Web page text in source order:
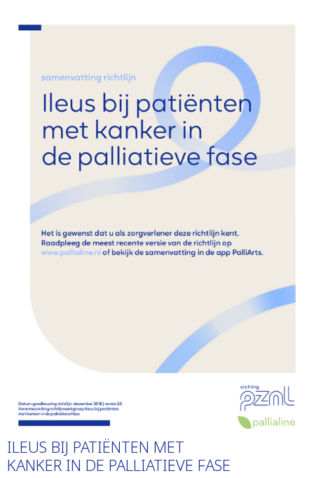
ILEUS BIJ PATIËNTEN MET
KANKER IN DE PALLIATIEVE FASE